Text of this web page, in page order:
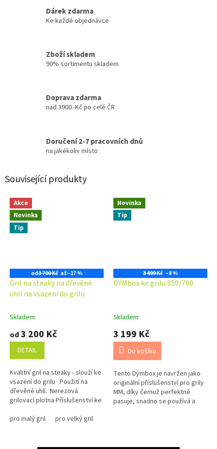
Dárek zdarma
Ke každé objednávce
Zboží skladem
90% sortimentu skladem
Doprava zdarma
nad 3900.-Kč po celé ČR
Doručení 2-7 pracovních dnů
na jakékoliv místo
Související produkty
Akce
Novinka
Tip
od3 700 Kč až–17 %
Gril na steaky na dřevěné
uhlí na vsazení do grilu
Skladem
od3 200 Kč
DETAIL
Kvalitní gril na steaky - slouží ke
vsazení do grilu Použití na
dřevěné uhlí. Nerezová
grilovací plotna Příslušenství ke
pro malý gril
pro velký gril
Novinka
Tip
3 499 Kč –8 %
DÝMbox ke grilu 850/700
Skladem
3 199 Kč
Do košíku
Tento Dýmbox je navržen jako
originální příslušenství pro grily
MM, díky čemuž perfektně
pasuje, snadno se používá a